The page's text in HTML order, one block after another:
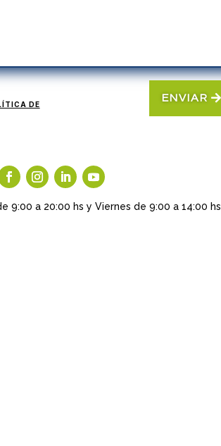
DE
ENVIAR
9:00 a 20:00 hs y Viernes de 9:00 a 14:00 hs